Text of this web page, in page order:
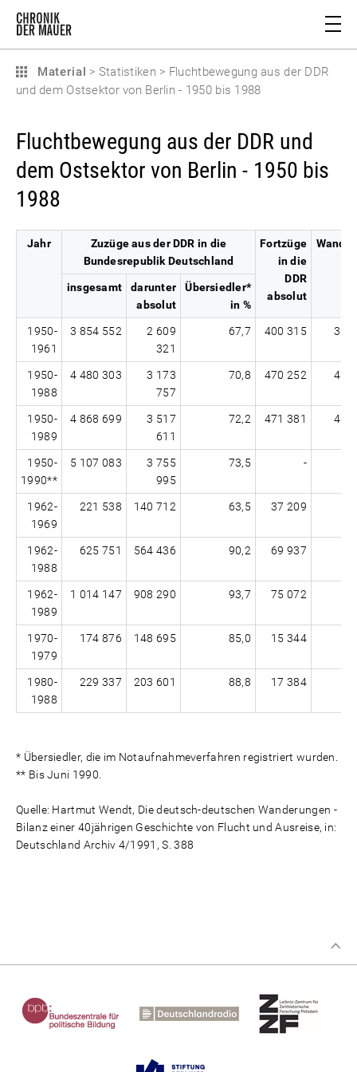
Material > Statistiken > Fluchtbewegung aus der DDR
und dem Ostsektor von Berlin - 1950 bis 1988
Fluchtbewegung aus der DDR und
dem Ostsektor von Berlin - 1950 bis
1988
Jahr
Zuzüge aus der DDR in die
Bundesrepublik Deutschland
Fortzüge
in die
DDR
absolut
insgesamt
darunter
absolut
Übersiedler*
in %
1950-
1961
3 854 552
2 609
321
67,7 400 315 3
1950-
1988
4 480 303
3 173
757
70,8 470 252 4
1950-
1989
4 868 699
3 517
611
72,2 471 381 4
1950-
1990**
5 107 083
3 755
995
73,5 -
1962-
1969
221 538 140 712 63,5 37 209
1962-
1988
625 751 564 436 90,2 69 937
1962-
1989
1 014 147 908 290 93,7 75 072
1970-
1979
174 876 148 695 85,0 15 344
1980-
1988
229 337 203 601 88,8 17 384
* Übersiedler, die im Notaufnahmeverfahren registriert wurden.
** Bis Juni 1990.
Quelle: Hartmut Wendt, Die deutsch-deutschen Wanderungen -
Bilanz einer 40jährigen Geschichte von Flucht und Ausreise, in:
Deutschland Archiv 4/1991, S. 388